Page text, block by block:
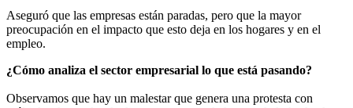
Aseguró que las empresas están paradas, pero que la mayor
preocupación en el impacto que esto deja en los hogares y en el
empleo.
¿Cómo analiza el sector empresarial lo que está pasando?
Observamos que hay un malestar que genera una protesta con